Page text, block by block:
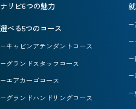
ナリビ6つの魅力
選べる5つのコース
キャビンアテンダントコース
グランドスタッフコース
エアカーゴコース
グランドハンドリングコース